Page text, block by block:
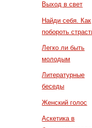
Выход в свет
Найди себя. Как
побороть
Легко ли быть
молодым
Литературные
беседы
Женский голос
Аскетика в